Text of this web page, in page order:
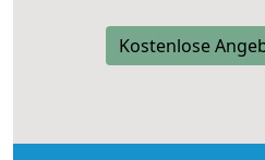
Kostenlose